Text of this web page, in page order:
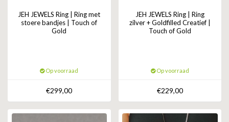
JEH JEWELS Ring | Ring met
stoere bandjes | Touch of
Gold
Op voorraad
€299,00
JEH JEWELS Ring | Ring
zilver + Goldfilled Creatief |
Touch of Gold
Op voorraad
€229,00